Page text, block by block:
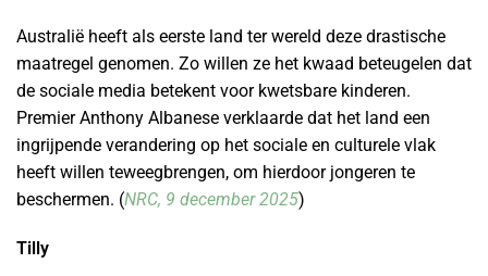
Australië heeft als eerste land ter wereld deze drastische
maatregel genomen. Zo willen ze het kwaad beteugelen dat
de sociale media betekent voor kwetsbare kinderen.
Premier Anthony Albanese verklaarde dat het land een
ingrijpende verandering op het sociale en culturele vlak
heeft willen teweegbrengen, om hierdoor jongeren te
beschermen. (NRC, 9 december 2025)
Tilly